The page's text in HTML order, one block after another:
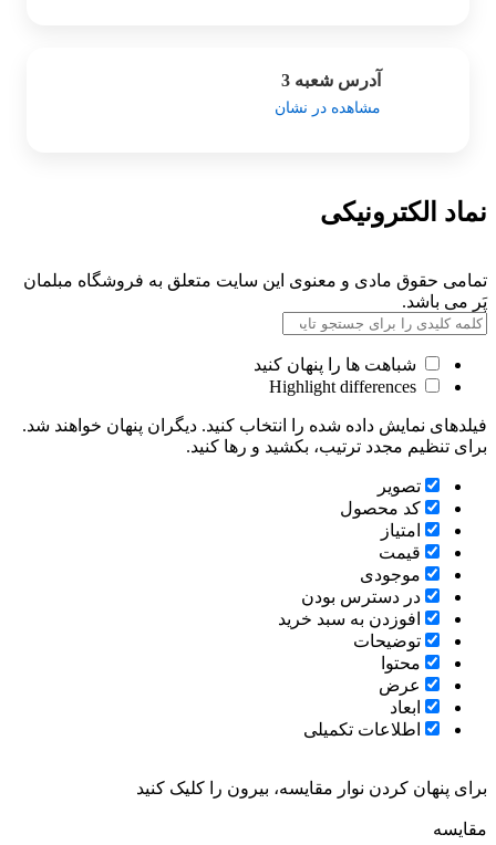
آدرس شعبه 3
مشاهده در نشان
نماد الکترونیکی
تمامی حقوق مادی و معنوی این سایت متعلق به فروشگاه مبلمان
پَر می باشد.
شباهت ها را پنهان کنید
فیلدهای نمایش داده شده را انتخاب کنید. دیگران پنهان خواهند شد.
برای تنظیم مجدد ترتیب، بکشید و رها کنید.
تصویر
کد محصول
امتیاز
قیمت
موجودی
در دسترس بودن
افوزدن به سبد خرید
توضیحات
محتوا
عرض
ابعاد
اطلاعات تکمیلی
برای پنهان کردن نوار مقایسه، بیرون را کلیک کنید
مقایسه